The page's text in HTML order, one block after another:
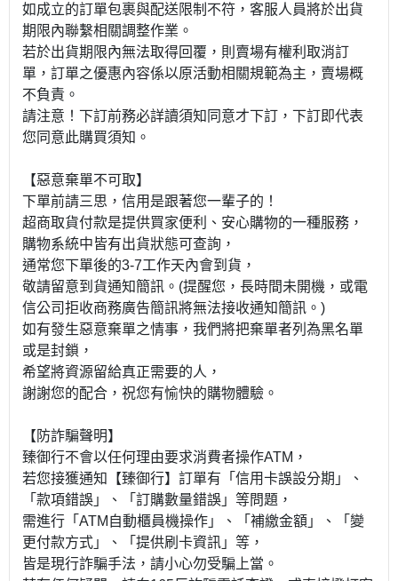
如成立的訂單包裹與配送限制不符，客服人員將於出貨
期限內聯繫相關調整作業。
若於出貨期限內無法取得回覆，則賣場有權利取消訂
單，訂單之優惠內容係以原活動相關規範為主，賣場概
不負責。
請注意！下訂前務必詳讀須知同意才下訂，下訂即代表
您同意此購買須知。
【惡意棄單不可取】
下單前請三思，信用是跟著您一輩子的！
超商取貨付款是提供買家便利、安心購物的一種服務，
購物系統中皆有出貨狀態可查詢，
通常您下單後的3-7工作天內會到貨，
敬請留意到貨通知簡訊。(提醒您，長時間未開機，或電
信公司拒收商務廣告簡訊將無法接收通知簡訊。)
如有發生惡意棄單之情事，我們將把棄單者列為黑名單
或是封鎖，
希望將資源留給真正需要的人，
謝謝您的配合，祝您有愉快的購物體驗。
【防詐騙聲明】
臻御行不會以任何理由要求消費者操作ATM，
若您接獲通知【臻御行】訂單有「信用卡誤設分期」、
「款項錯誤」、「訂購數量錯誤」等問題，
需進行「ATM自動櫃員機操作」、「補繳金額」、「變
更付款方式」、「提供刷卡資訊」等，
皆是現行詐騙手法，請小心勿受騙上當。